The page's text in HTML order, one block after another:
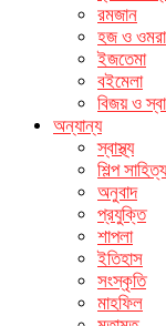
রমজান
হজ ও ওমরা
ইজতেমা
বইমেলা
বিজয় ও
অন্যান্য
স্বাস্থ্য
শিল্প সাহিত্য
অনুবাদ
প্রযুক্তি
শাপলা
ইতিহাস
সংস্কৃতি
মাহফিল